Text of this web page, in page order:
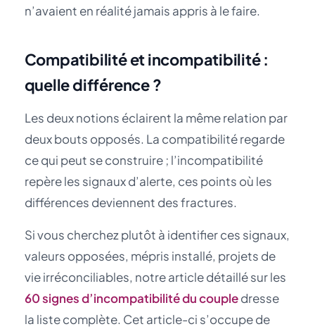
n’avaient en réalité jamais appris à le faire.
Compatibilité et incompatibilité :
quelle différence ?
Les deux notions éclairent la même relation par
deux bouts opposés. La compatibilité regarde
ce qui peut se construire ; l’incompatibilité
repère les signaux d’alerte, ces points où les
différences deviennent des fractures.
Si vous cherchez plutôt à identifier ces signaux,
valeurs opposées, mépris installé, projets de
vie irréconciliables, notre article détaillé sur les
60 signes d’incompatibilité du coupledresse
la liste complète. Cet article-ci s’occupe de